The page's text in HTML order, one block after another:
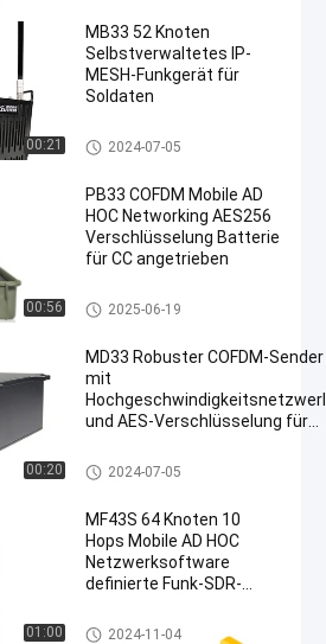
00:21
MB33 52 Knoten
Selbstverwaltetes IP-
MESH-Funkgerät für
Soldaten
IP Mesh Network
2024-07-05
00:56
PB33 COFDM Mobile AD
HOC Networking AES256
Verschlüsselung Batterie
für CC angetrieben
Ad-hoc-Netzwerk
2025-06-19
00:20
MD33 Robuster COFDM-Sender
mit
und AES-Verschlüsselung für
IP Mesh Network
2024-07-05
01:00
MF43S 64 Knoten 10
Hops Mobile AD HOC
Netzwerksoftware
definierte Funk-SDR-
Ad-hoc-Netzwerk
2024-11-04